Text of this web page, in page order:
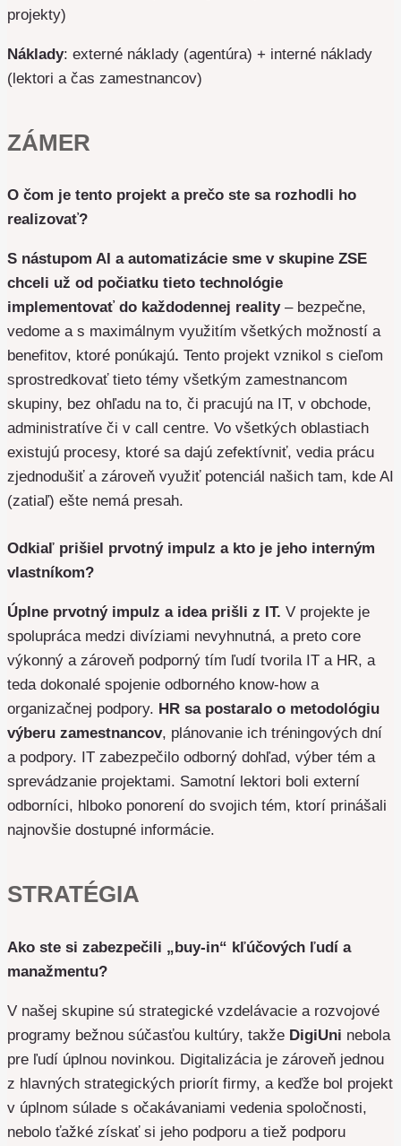
projekty)
Náklady: externé náklady (agentúra) + interné náklady
(lektori a čas zamestnancov)
ZÁMER
O čom je tento projekt a prečo ste sa rozhodli ho
realizovať?
S nástupom AI a automatizácie sme v skupine ZSE
chceli už od počiatku tieto technológie
implementovať do každodennej reality – bezpečne,
vedome a s maximálnym využitím všetkých možností a
benefitov, ktoré ponúkajú. Tento projekt vznikol s cieľom
sprostredkovať tieto témy všetkým zamestnancom
skupiny, bez ohľadu na to, či pracujú na IT, v obchode,
administratíve či v call centre. Vo všetkých oblastiach
existujú procesy, ktoré sa dajú zefektívniť, vedia prácu
zjednodušiť a zároveň využiť potenciál našich tam, kde AI
(zatiaľ) ešte nemá presah.
Odkiaľ prišiel prvotný impulz a kto je jeho interným
vlastníkom?
Úplne prvotný impulz a idea prišli z IT. V projekte je
spolupráca medzi divíziami nevyhnutná, a preto core
výkonný a zároveň podporný tím ľudí tvorila IT a HR, a
teda dokonalé spojenie odborného know-how a
organizačnej podpory. HR sa postaralo o metodológiu
výberu zamestnancov, plánovanie ich tréningových dní
a podpory. IT zabezpečilo odborný dohľad, výber tém a
sprevádzanie projektami. Samotní lektori boli externí
odborníci, hlboko ponorení do svojich tém, ktorí prinášali
najnovšie dostupné informácie.
STRATÉGIA
Ako ste si zabezpečili „buy-in“ kľúčových ľudí a
manažmentu?
V našej skupine sú strategické vzdelávacie a rozvojové
programy bežnou súčasťou kultúry, takže DigiUni nebola
pre ľudí úplnou novinkou. Digitalizácia je zároveň jednou
z hlavných strategických priorít firmy, a keďže bol projekt
v úplnom súlade s očakávaniami vedenia spoločnosti,
nebolo ťažké získať si jeho podporu a tiež podporu